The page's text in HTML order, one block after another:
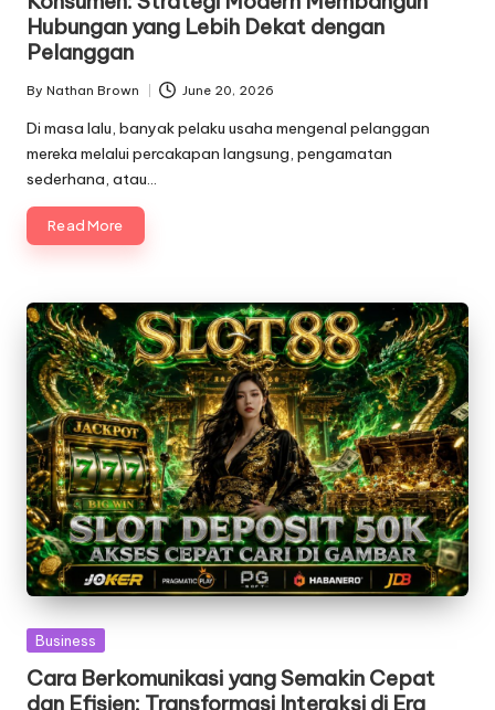
Hubungan yang Lebih Dekat dengan
Pelanggan
Posted
by
By Nathan Brown June 20, 2026
Di masa lalu, banyak pelaku usaha mengenal pelanggan
mereka melalui percakapan langsung, pengamatan
sederhana, atau…
Read More
Posted
Business
Cara Berkomunikasi yang Semakin Cepat
dan Efisien: Transformasi Interaksi di Era